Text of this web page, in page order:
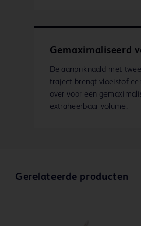
Gemaximaliseerd
De aanpriknaald met
traject brengt vloeistof
over voor een
extraheerbaar volume.
Gerelateerde producten